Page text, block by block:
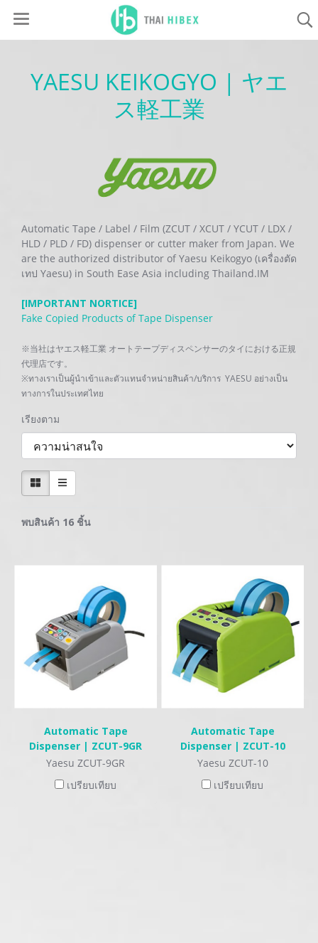
YAESU KEIKOGYO | ヤエ
ス軽工業
Automatic Tape / Label / Film (ZCUT / XCUT / YCUT / LDX /
HLD / PLD / FD) dispenser or cutter maker from Japan. We
are the authorized distributor of Yaesu Keikogyo (เครื่องตัด
เทป Yaesu) in South Ease Asia including Thailand.IM
[IMPORTANT NORTICE]
Fake Copied Products of Tape Dispenser
※当社はヤエス軽工業 オートテープディスペンサーのタイにおける正規
代理店です。
※ทางเราเป็นผู้นำเข้าและตัวแทนจำหน่ายสินค้า/บริการ YAESU อย่างเป็น
ทางการในประเทศไทย
เรียงตาม
พบสินค้า 16 ชิ้น
Automatic Tape
Dispenser | ZCUT-9GR
Yaesu ZCUT-9GR
เปรียบเทียบ
Automatic Tape
Dispenser | ZCUT-10
Yaesu ZCUT-10
เปรียบเทียบ